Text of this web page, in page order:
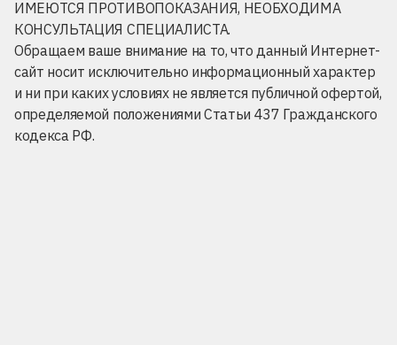
ИМЕЮТСЯ ПРОТИВОПОКАЗАНИЯ, НЕОБХОДИМА
КОНСУЛЬТАЦИЯ СПЕЦИАЛИСТА.
Обращаем ваше внимание на то, что данный Интернет-
сайт носит исключительно информационный характер
и ни при каких условиях не является публичной офертой,
определяемой положениями Статьи 437 Гражданского
кодекса РФ.